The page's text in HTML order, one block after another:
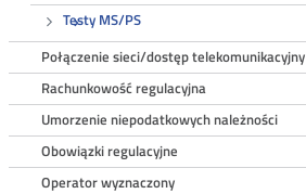
Testy MS/PS
Połączenie sieci/dostęp telekomunikacyjny
Rachunkowość regulacyjna
Umorzenie niepodatkowych należności
Obowiązki regulacyjne
Operator wyznaczony